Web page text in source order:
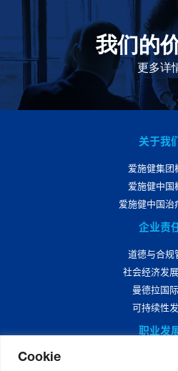
Cookie
我们的
更多详
我们的价值观是爱施健存立和
此为指引，为实现集团
关于我
爱施健集团
爱施健中国
爱施健中国治
企业责
道德与合规
社会经济发
曼德拉国
可持续性
职业发